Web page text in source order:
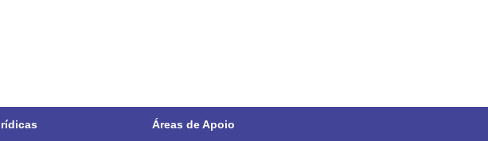
Áreas de Apoio